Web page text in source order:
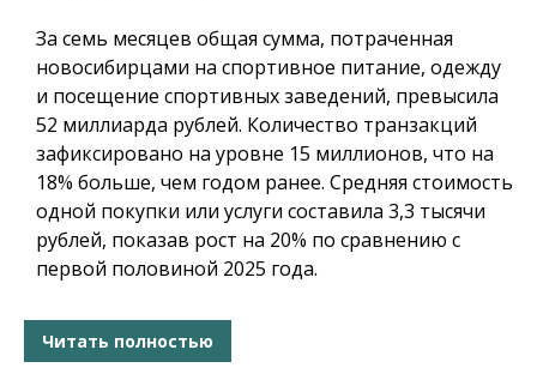
За семь месяцев общая сумма, потраченная
новосибирцами на спортивное питание, одежду
и посещение спортивных заведений, превысила
52 миллиарда рублей. Количество транзакций
зафиксировано на уровне 15 миллионов, что на
18% больше, чем годом ранее. Средняя стоимость
одной покупки или услуги составила 3,3 тысячи
рублей, показав рост на 20% по сравнению с
первой половиной 2025 года.
Читать полностью